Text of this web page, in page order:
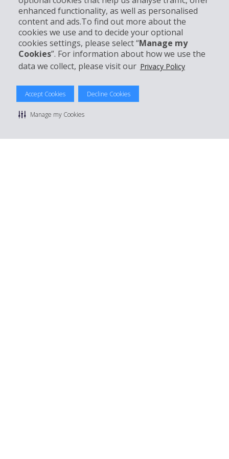
enhanced functionality, as well as personalised
content and ads.To find out more about the
cookies we use and to decide your optional
cookies settings, please select “Manage my
Cookies”. For information about how we use the
data we collect, please visit our Privacy Policy
Accept Cookies Decline Cookies
Manage my Cookies
Kundenservice
Mieten bei Hertz
© 2026 The Hertz System, Inc.
Datenschutzrichtlinie | Nutzungsbedingungen
Sitemap Cookies verwalten